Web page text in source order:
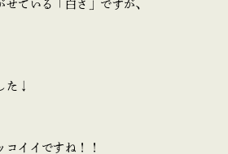
せている「白さ」ですが、
た↓
コイイですね！！